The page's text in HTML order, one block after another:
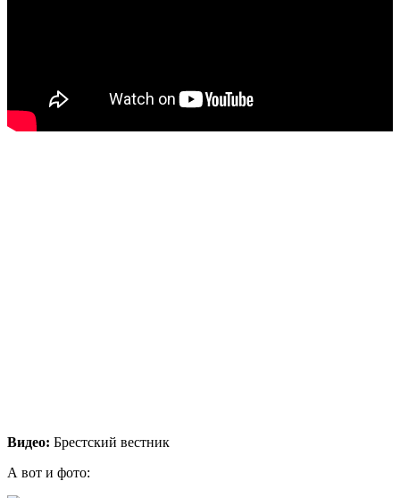
Видео: Брестский вестник
А вот и фото: